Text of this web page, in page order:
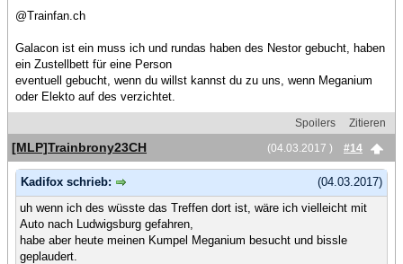
@Trainfan.ch
Galacon ist ein muss ich und rundas haben des Nestor gebucht, haben
ein Zustellbett für eine Person
eventuell gebucht, wenn du willst kannst du zu uns, wenn Meganium
oder Elekto auf des verzichtet.
Spoilers
Zitieren
(04.03.2017 )
#14
[MLP]Trainbrony23CH
(04.03.2017)
Kadifox schrieb:
uh wenn ich des wüsste das Treffen dort ist, wäre ich vielleicht mit
Auto nach Ludwigsburg gefahren,
habe aber heute meinen Kumpel Meganium besucht und bissle
geplaudert.